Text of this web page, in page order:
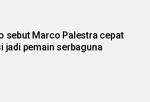
sebut Marco Palestra cepat
jadi pemain serbaguna